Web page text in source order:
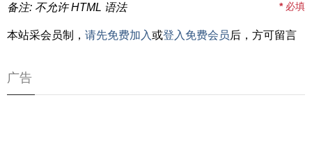
备注: 不允许 HTML 语法 *必填
本站采会员制， 请先免费加入或登入免费会员后，方可留言
广告